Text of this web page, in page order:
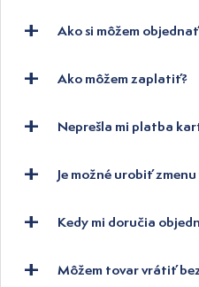
Ako si môžem
Ako môžem zaplatiť?
Neprešla mi platba
Je možné urobiť
Kedy mi doručia
Môžem tovar vrátiť